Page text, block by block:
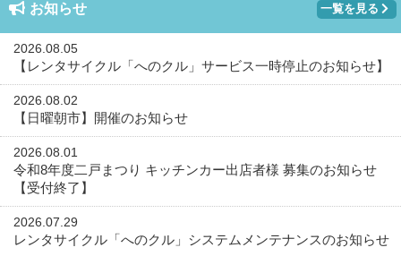
お知らせ 一覧を見る
2026.08.05
【レンタサイクル「へのクル」サービス一時停止のお知らせ】
2026.08.02
【日曜朝市】開催のお知らせ
2026.08.01
令和8年度二戸まつり キッチンカー出店者様 募集のお知らせ
【受付終了】
2026.07.29
レンタサイクル「へのクル」システムメンテナンスのお知らせ